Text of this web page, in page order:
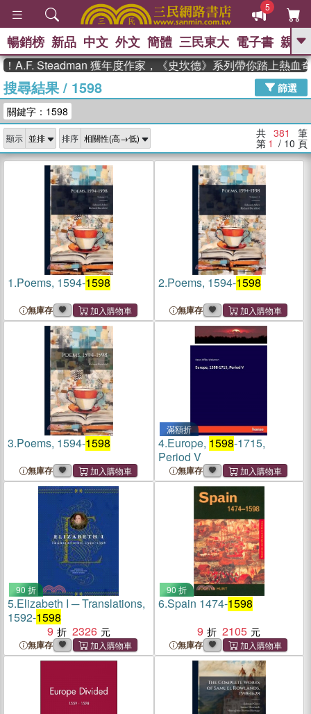
5
GO
高希均教授回憶錄
、 The Odyssey 、 父親節 、 如果歷
獎 臺灣漫遊錄 、 方念華 、 台灣的李
登輝時代
數學女孩：黎曼猜想 、
偉大的迷走神經
暢銷榜 新品 中文 外文 簡體 三民東大 電子書 親子
獲年度作家，《史坎德》系列帶你踏上熱血奇幻旅程
搜尋結果/ 1598
篩選
關鍵字：1598
顯示 排序 共 381 筆
第 1 / 10 頁
1.Poems, 1594-1598
無庫存
2.Poems, 1594-1598
無庫存
3.Poems, 1594-1598
無庫存
滿額折
4.Europe, 1598-1715,
Period V
無庫存
90 折
5.Elizabeth I ─ Translations,
1592-1598
9
2326
無庫存
90 折
6.Spain 1474-1598
9
2105
無庫存